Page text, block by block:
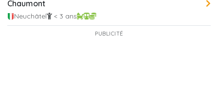
Chaumont
Neuchâtel < 3 ans
PUBLICITÉ